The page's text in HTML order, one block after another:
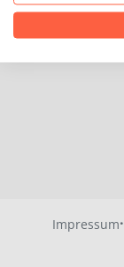
Impressum·